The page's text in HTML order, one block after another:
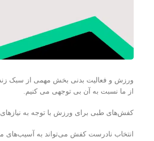
ورزش و فعالیت بدنی بخش مهمی از سبک
از ما نسبت به آن بی توجهی می کنیم.
کفش‌های طبی برای ورزش با توجه به
انتخاب نادرست کفش می‌تواند به آسیب‌های